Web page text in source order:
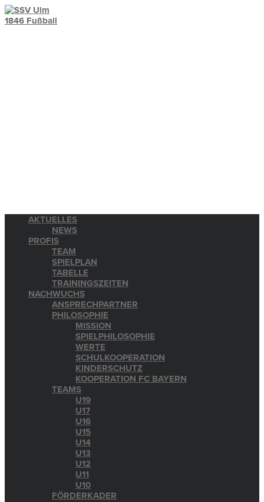
AKTUELLES
NEWS
PROFIS
TEAM
SPIELPLAN
TABELLE
TRAININGSZEITEN
NACHWUCHS
ANSPRECHPARTNER
PHILOSOPHIE
MISSION
SPIELPHILOSOPHIE
WERTE
SCHULKOOPERATION
KINDERSCHUTZ
KOOPERATION FC BAYERN
TEAMS
U19
U17
U16
U15
U14
U13
U12
U11
U10
FÖRDERKADER